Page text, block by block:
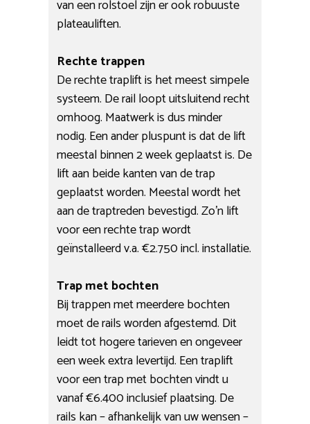
van een rolstoel zijn er ook robuuste
plateauliften.
Rechte trappen
De rechte traplift is het meest simpele
systeem. De rail loopt uitsluitend recht
omhoog. Maatwerk is dus minder
nodig. Een ander pluspunt is dat de lift
meestal binnen 2 week geplaatst is. De
lift aan beide kanten van de trap
geplaatst worden. Meestal wordt het
aan de traptreden bevestigd. Zo’n lift
voor een rechte trap wordt
geïnstalleerd v.a. €2.750 incl. installatie.
Trap met bochten
Bij trappen met meerdere bochten
moet de rails worden afgestemd. Dit
leidt tot hogere tarieven en ongeveer
een week extra levertijd. Een traplift
voor een trap met bochten vindt u
vanaf €6.400 inclusief plaatsing. De
rails kan – afhankelijk van uw wensen –